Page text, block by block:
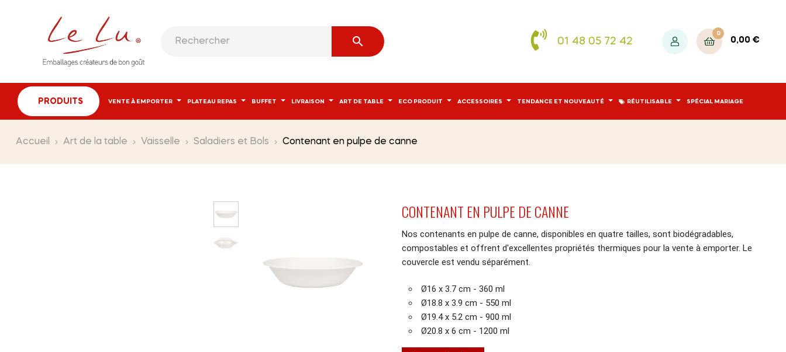
 01 48 05 72 42
0
0,00 €
PRODUITS VENTE À EMPORTER PLATEAU REPAS BUFFET LIVRAISON ART DE TABLE ECO PRODUIT ACCESSOIRES TENDANCE ET NOUVEAUTÉ RÉUTILISABLE SPÉCIAL MARIAGE
Accueil Art de la table Vaisselle Saladiers et Bols Contenant en pulpe de canne
CONTENANT EN PULPE DE CANNE
Nos contenants en pulpe de canne, disponibles en quatre tailles, sont biodégradables,
compostables et offrent d'excellentes propriétés thermiques pour la vente à emporter. Le
couvercle est vendu séparément.
Ø16 x 3.7 cm - 360 ml
Ø18.8 x 3.9 cm - 550 ml
Ø19.4 x 5.2 cm - 900 ml
Ø20.8 x 6 cm - 1200 ml